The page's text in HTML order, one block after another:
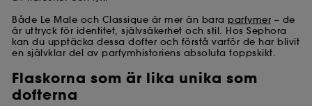
Både Le Male och Classique är mer än bara parfymer – de
är uttryck för identitet, självsäkerhet och stil. Hos Sephora
kan du upptäcka dessa dofter och förstå varför de har blivit
en självklar del av parfymhistoriens absoluta toppskikt.
Flaskorna som är lika unika som
dofterna